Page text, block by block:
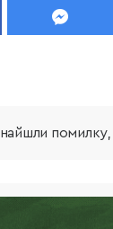
помилку,